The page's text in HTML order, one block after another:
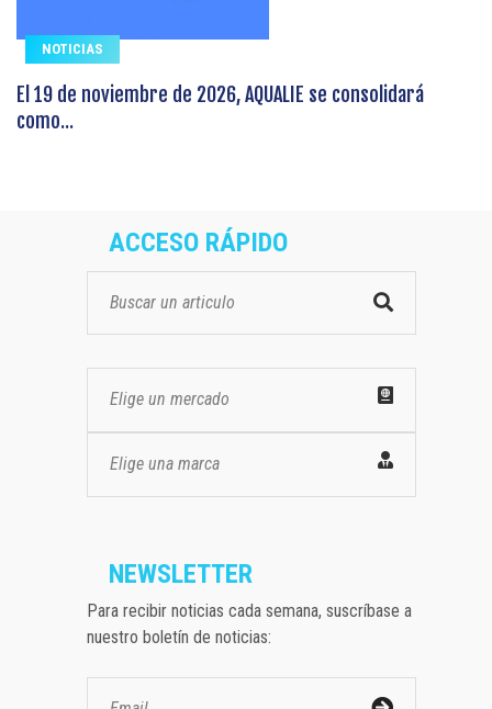
NOTICIAS
El 19 de noviembre de 2026, AQUALIE se consolidará
como...
ACCESO RÁPIDO
Elige un mercado
Elige una marca
NEWSLETTER
Para recibir noticias cada semana, suscríbase a
nuestro boletín de noticias: